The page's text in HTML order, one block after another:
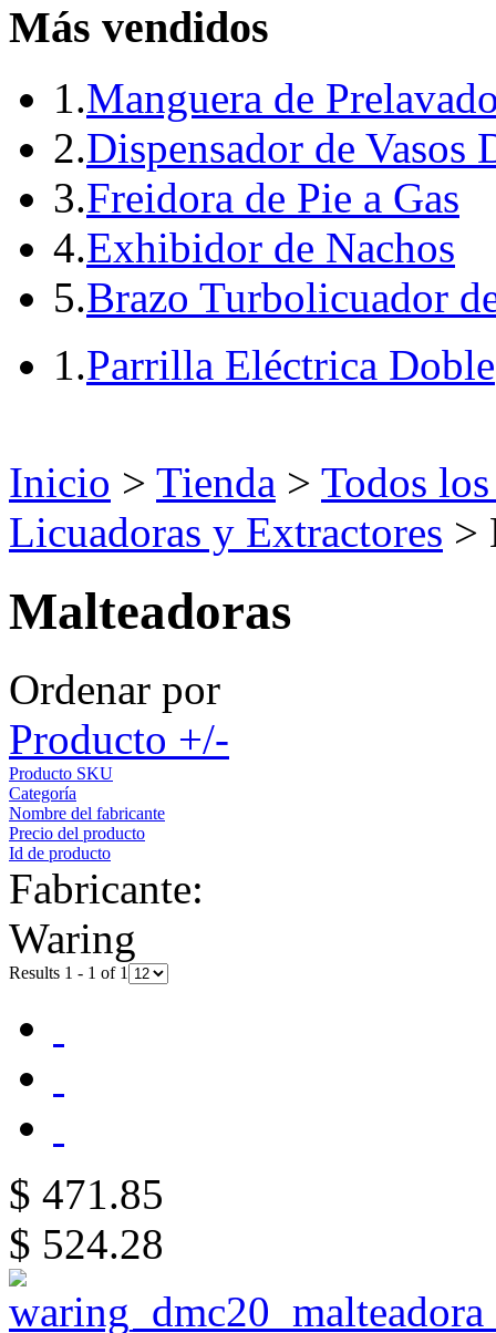
Más vendidos
1.Manguera de
2.Dispensador de Vasos
3.Freidora de Pie a Gas
4.Exhibidor de Nachos
5.Brazo Turbolicuador
1.Parrilla Eléctrica Doble
Inicio > Tienda > Todos
Licuadoras y Extractores >
Malteadoras
Ordenar por
Producto +/-
Producto SKU
Categoría
Nombre del fabricante
Precio del producto
Id de producto
Fabricante:
Waring
Results 1 - 1 of 1
$ 471.85
$ 524.28